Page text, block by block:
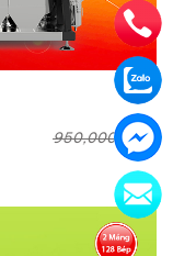
950,000,000đ